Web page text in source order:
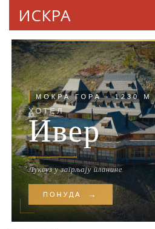
ИСКРА